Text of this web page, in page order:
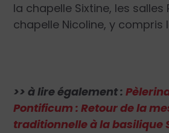
la chapelle Sixtine, les salles
chapelle Nicoline, y compris
>> à lire également :
Pontificum : Retour de la
traditionnelle à la basilique